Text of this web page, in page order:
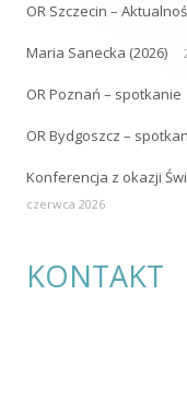
OR Szczecin –
Maria Sanecka (2026)
OR Poznań – spotkanie
OR Bydgoszcz –
Konferencja z okazji
czerwca 2026
KONTAKT